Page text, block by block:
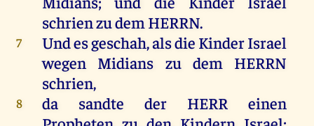
schrienzudem HERRN.
7 Undesgeschah,alsdie KinderIsrael
wegen Midians zu dem
HERRN
schrien,
8 da sandte der HERR
einen